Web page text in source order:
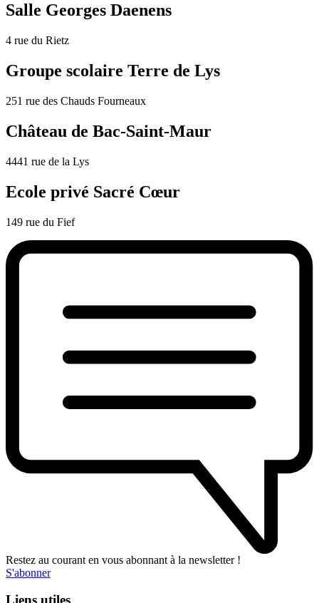
Salle Georges Daenens
4 rue du Rietz
Groupe scolaire Terre de Lys
251 rue des Chauds Fourneaux
Château de Bac-Saint-Maur
4441 rue de la Lys
Ecole privé Sacré Cœur
149 rue du Fief
Restez au courant en vous abonnant à la newsletter !
S'abonner